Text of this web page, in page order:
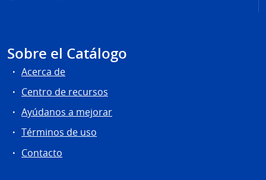
Sobre el Catálogo
Acerca de
Centro de recursos
Ayúdanos a mejorar
Términos de uso
Contacto